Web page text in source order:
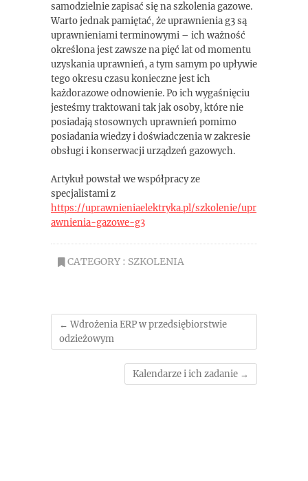
samodzielnie zapisać się na szkolenia gazowe.
Warto jednak pamiętać, że uprawnienia g3 są
uprawnieniami terminowymi – ich ważność
określona jest zawsze na pięć lat od momentu
uzyskania uprawnień, a tym samym po upływie
tego okresu czasu konieczne jest ich
każdorazowe odnowienie. Po ich wygaśnięciu
jesteśmy traktowani tak jak osoby, które nie
posiadają stosownych uprawnień pomimo
posiadania wiedzy i doświadczenia w zakresie
obsługi i konserwacji urządzeń gazowych.
Artykuł powstał we współpracy ze
specjalistami z
https://uprawnieniaelektryka.pl/szkolenie/upr
awnienia-gazowe-g3
CATEGORY : SZKOLENIA
← Wdrożenia ERP w przedsiębiorstwie
odzieżowym
Kalendarze i ich zadanie →